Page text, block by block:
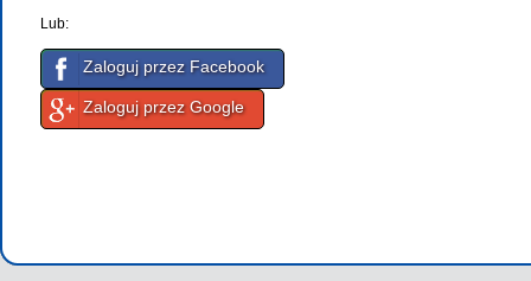
Lub:
Zaloguj przez Facebook
Zaloguj przez Google